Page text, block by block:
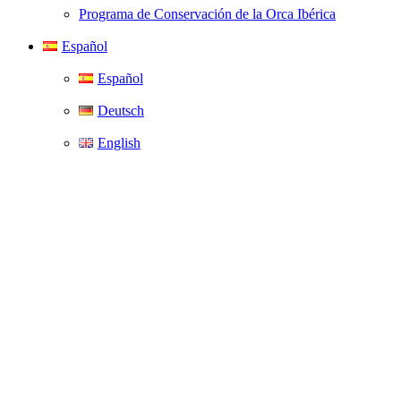
Programa de Conservación de la Orca Ibérica
Español
Español
Deutsch
English